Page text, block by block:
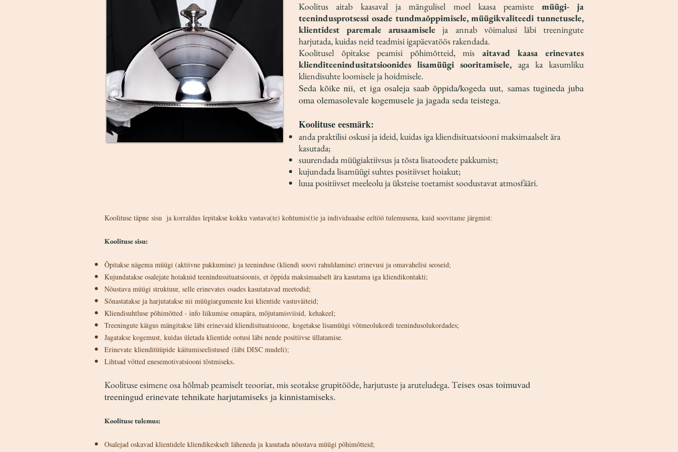
Koolitus aitab kaasaval ja mängulisel moel kaasa peamiste müügi- ja
teenindusprotsessi osade tundmaõppimisele, müügikvaliteedi tunnetusele,
klientidest paremale arusaamisele ja annab võimalusi läbi treeningute
harjutada, kuidas neid teadmisi igapäevatöös rakendada.
Koolitusel õpitakse peamisi põhimõtteid, mis aitavad kaasa erinevates
klienditeenindusitatsioonides lisamüügi sooritamisele, aga ka kasumliku
kliendisuhte loomisele ja hoidmisele.
Seda kõike nii, et iga osaleja saab õppida/kogeda uut, samas tugineda juba
oma olemasolevale kogemusele ja jagada seda teistega.
Koolituse eesmärk:
anda praktilisi oskusi ja ideid, kuidas iga kliendisituatsiooni maksimaalselt ära
kasutada;
suurendada müügiaktiivsus ja tõsta lisatoodete pakkumist;
kujundada lisamüügi suhtes positiivset hoiakut;
luua positiivset meeleolu ja üksteise toetamist soodustavat atmosfääri.
Koolituse täpne sisu ja korraldus lepitakse kokku vastava(te) kohtumis(t)e ja individuaalse eeltöö tulemusena, kuid soovitame järgmist:
Koolituse sisu:
Õpitakse nägema müügi (aktiivne pakkumine) ja teeninduse (kliendi soovi rahuldamine) erinevusi ja omavahelisi seoseid;
Kujundatakse osalejate hoiakuid teenindussituatsioonis, et õppida maksimaalselt ära kasutama iga kliendikontakti;
Nõustava müügi struktuur, selle erinevates osades kasutatavad meetodid;
Sõnastatakse ja harjutatakse nii müügiargumente kui klientide vastuväiteid;
Kliendisuhtluse põhimõtted - info liikumise omapära, mõjutamisviisid, kehakeel;
Treeningute käigus mängitakse läbi erinevaid kliendisituatsioone, kogetakse lisamüügi võtmeolukordi teenindusolukordades;
Jagatakse kogemust, kuidas ületada klientide ootusi läbi nende positiivse üllatamise.
Erinevate klienditüüpide käitumiseelistused (läbi DISC mudeli);
Lihtsad võtted enesemotivatsiooni tõstmiseks.
Koolituse esimene osa hõlmab peamiselt teooriat, mis seotakse grupitööde, harjutuste ja aruteludega. Teises osas toimuvad
treeningud erinevate tehnikate harjutamiseks ja kinnistamiseks.
Koolituse tulemus:
Osalejad oskavad klientidele kliendikeskselt läheneda ja kasutada nõustava müügi põhimõtteid;